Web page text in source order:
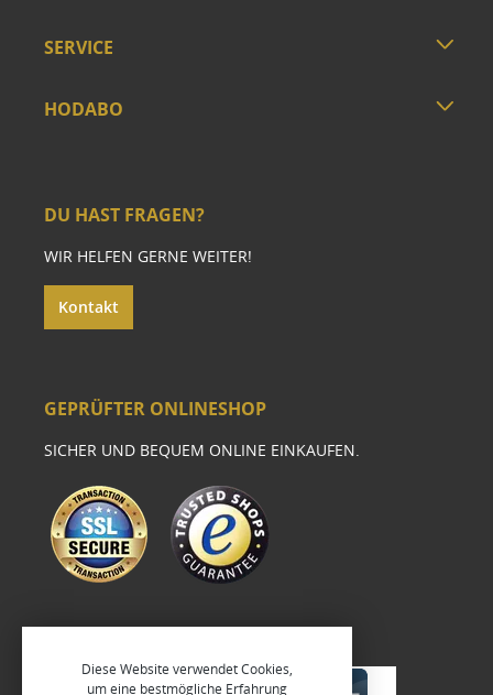
SERVICE
HODABO
DU HAST FRAGEN?
WIR HELFEN GERNE WEITER!
Kontakt
GEPRÜFTER ONLINESHOP
SICHER UND BEQUEM ONLINE EINKAUFEN.
Diese Website verwendet Cookies,
um eine bestmögliche Erfahrung